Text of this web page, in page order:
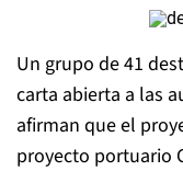
Un grupo de 41
carta abierta a las
afirman que el
proyecto portuario